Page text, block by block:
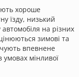
хороше
їзду, низький
на різних
зимові та
впевнене
умовах мінливої